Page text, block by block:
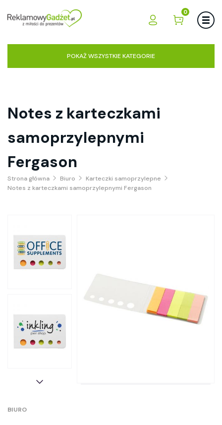
0
POKAŻ WSZYSTKIE KATEGORIE
Notes z karteczkami
samoprzylepnymi
Fergason
Strona główna Biuro
Karteczki samoprzylepne
Notes z karteczkami samoprzylepnymi Fergason
BIURO